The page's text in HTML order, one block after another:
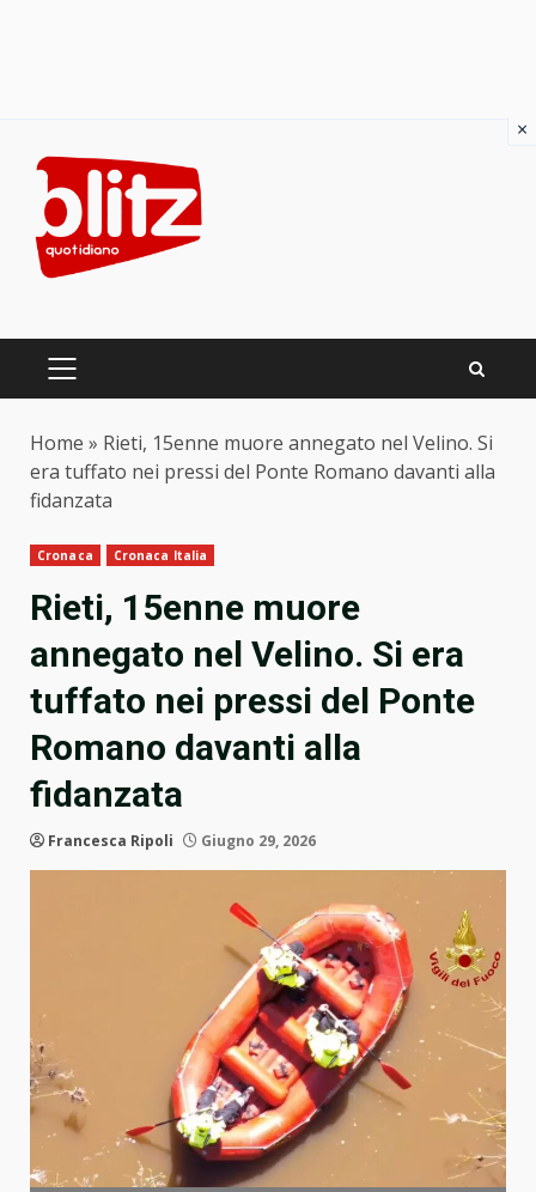
content
PRIMARY
Home » Rieti, 15enne muore annegato nel Velino. Si
era tuffato nei pressi del Ponte Romano davanti alla
fidanzata
Cronaca Cronaca Italia
Rieti, 15enne muore
annegato nel Velino. Si era
tuffato nei pressi del Ponte
Romano davanti alla
fidanzata
Francesca Ripoli Giugno 29, 2026
×